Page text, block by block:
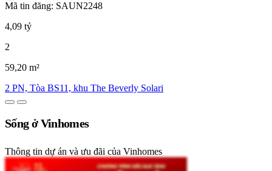
Mã tin đăng: SAUN2248
4,09 tỷ
2
59,20 m²
2 PN, Tòa BS11, khu The Beverly Solari
Sống ở Vinhomes
Thông tin dự án và ưu đãi của Vinhomes